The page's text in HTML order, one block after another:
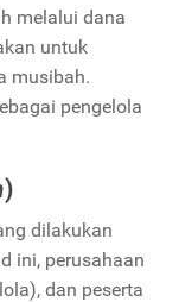
melalui dana
untuk
musibah.
pengelola
)
dilakukan
ini, perusahaan
dan peserta